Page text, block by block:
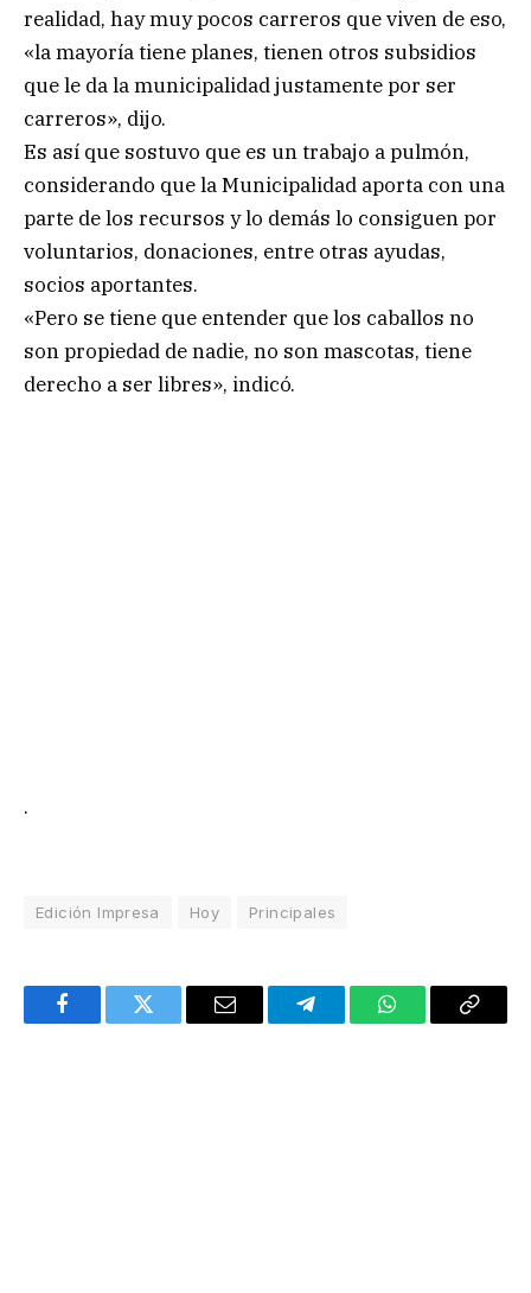
realidad, hay muy pocos carreros que viven de eso,
«la mayoría tiene planes, tienen otros subsidios
que le da la municipalidad justamente por ser
carreros», dijo.
Es así que sostuvo que es un trabajo a pulmón,
considerando que la Municipalidad aporta con una
parte de los recursos y lo demás lo consiguen por
voluntarios, donaciones, entre otras ayudas,
socios aportantes.
«Pero se tiene que entender que los caballos no
son propiedad de nadie, no son mascotas, tiene
derecho a ser libres», indicó.
.
Edición Impresa Hoy Principales
FacebookTwitter Email TelegramWhatsAppCopy